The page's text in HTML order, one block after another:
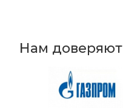
Нам доверяют